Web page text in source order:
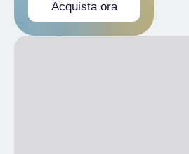
Acquista ora